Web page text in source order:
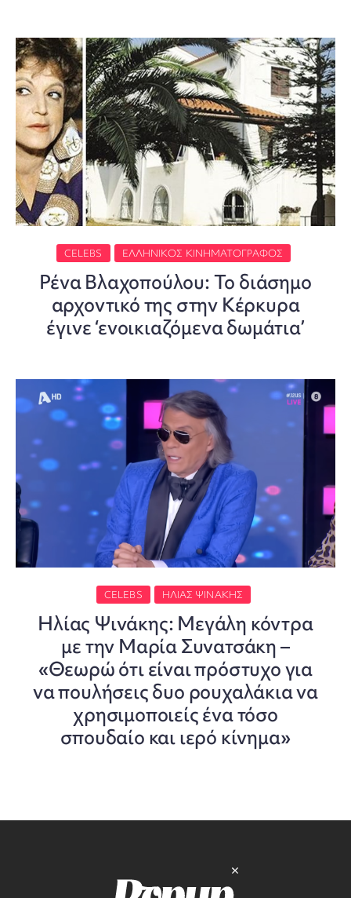
CELEBS ΕΛΛΗΝΙΚΌΣ ΚΙΝΗΜΑΤΟΓΡΆΦΟΣ
Ρένα Βλαχοπούλου: Το διάσημο
αρχοντικό της στην Κέρκυρα
έγινε ‘ενοικιαζόμενα δωμάτια’
CELEBS ΗΛΊΑΣ ΨΙΝΆΚΗΣ
Ηλίας Ψινάκης: Μεγάλη κόντρα
με την Μαρία Συνατσάκη –
«Θεωρώ ότι είναι πρόστυχο για
να πουλήσεις δυο ρουχαλάκια να
χρησιμοποιείς ένα τόσο
σπουδαίο και ιερό κίνημα»